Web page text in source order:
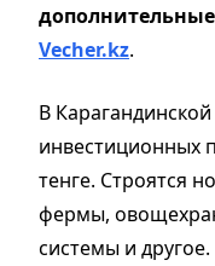
Vecher.kz.
В
инвестиционных
тенге. Строятся
фермы,
системы и